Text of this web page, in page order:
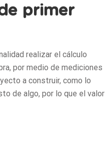
primer
realizar el cálculo
por medio de mediciones
a construir, como lo
de algo, por lo que el valor